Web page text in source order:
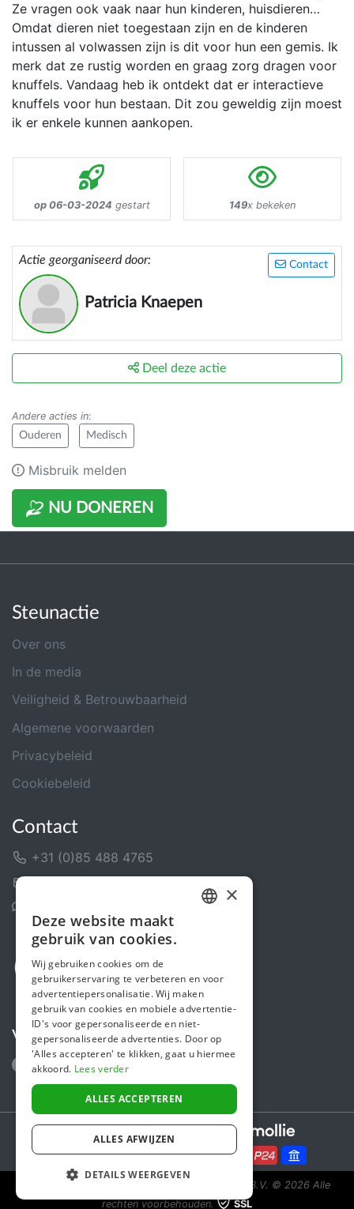
Ze vragen ook vaak naar hun kinderen, huisdieren…
Omdat dieren niet toegestaan zijn en de kinderen
intussen al volwassen zijn is dit voor hun een gemis. Ik
merk dat ze rustig worden en graag zorg dragen voor
knuffels. Vandaag heb ik ontdekt dat er interactieve
knuffels voor hun bestaan. Dit zou geweldig zijn moest
ik er enkele kunnen aankopen.
op 06-03-2024 gestart 149x bekeken
Contact
Actie georganiseerd door:
Patricia Knaepen
NU DONEREN
Deel deze actie
Andere acties in:
Ouderen Medisch
Misbruik melden
Steunactie
Over ons
In de media
Veiligheid & Betrouwbaarheid
Algemene voorwaarden
Privacybeleid
Cookiebeleid
Contact
+31 (0)85 488 4765
Volg ons
Secure payments powered by
Steunactie is een initiatief van Sponsor Europe B.V. © 2026 Alle
rechten voorbehouden.
SSL
ENGLISH
×
Deze website maakt
gebruik van cookies.
Wij gebruiken cookies om de
gebruikerservaring te verbeteren en voor
advertentiepersonalisatie. Wij maken
gebruik van cookies en mobiele advertentie-
ID's voor gepersonaliseerde en niet-
gepersonaliseerde advertenties. Door op
'Alles accepteren' te klikken, gaat u hiermee
akkoord. Lees verder
ALLES ACCEPTEREN
ALLES AFWIJZEN
DETAILS WEERGEVEN